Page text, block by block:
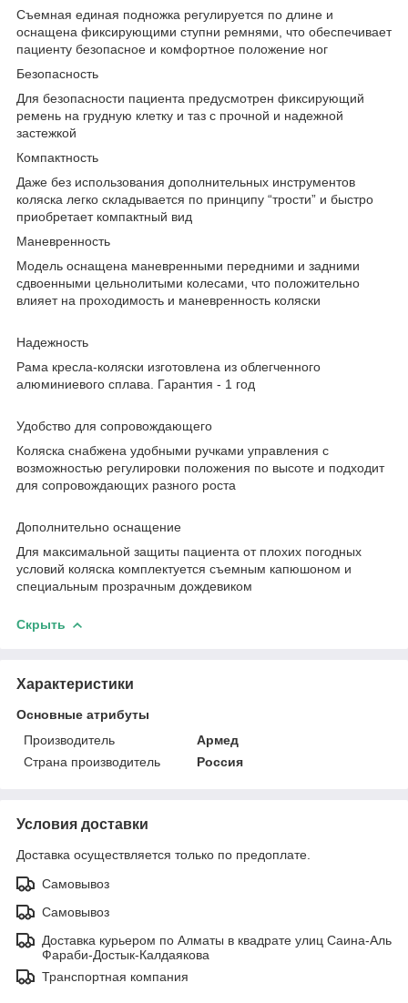
Съемная единая подножка регулируется по длине и
оснащена фиксирующими ступни ремнями, что обеспечивает
пациенту безопасное и комфортное положение ног
Безопасность
Для безопасности пациента предусмотрен фиксирующий
ремень на грудную клетку и таз с прочной и надежной
застежкой
Компактность
Даже без использования дополнительных инструментов
коляска легко складывается по принципу “трости” и быстро
приобретает компактный вид
Маневренность
Модель оснащена маневренными передними и задними
сдвоенными цельнолитыми колесами, что положительно
влияет на проходимость и маневренность коляски
Надежность
Рама кресла-коляски изготовлена из облегченного
алюминиевого сплава. Гарантия - 1 год
Удобство для сопровождающего
Коляска снабжена удобными ручками управления с
возможностью регулировки положения по высоте и подходит
для сопровождающих разного роста
Дополнительно оснащение
Для максимальной защиты пациента от плохих погодных
условий коляска комплектуется съемным капюшоном и
специальным прозрачным дождевиком
Скрыть
Характеристики
Основные атрибуты
Производитель
Армед
Страна производитель
Россия
Условия доставки
Доставка осуществляется только по предоплате.
Самовывоз
Самовывоз
Доставка курьером по Алматы в квадрате улиц Саина-Аль
Фараби-Достык-Калдаякова
Транспортная компания